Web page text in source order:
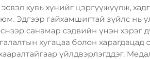
хувь хүнийг цэргүүжүүлж,
Эдгээр гайхамшигтай зүйлс нь
санамар сэдвийн үнэн хэрэг
хугацаа болон
үйлдвэрлэгддэг.